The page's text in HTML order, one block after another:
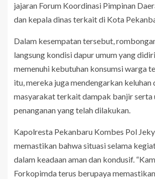
jajaran Forum Koordinasi Pimpinan
dan kepala dinas terkait di Kota
Dalam kesempatan tersebut,
langsung kondisi dapur umum yang
memenuhi kebutuhan konsumsi warga
itu, mereka juga mendengarkan keluhan
masyarakat terkait dampak banjir serta
penanganan yang telah dilakukan.
Kapolresta Pekanbaru Kombes Pol
memastikan bahwa situasi selama
dalam keadaan aman dan kondusif.
Forkopimda terus berupaya